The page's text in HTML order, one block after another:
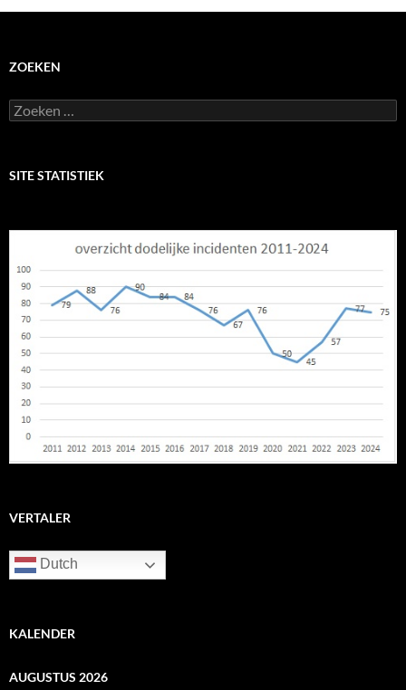
ZOEKEN
Zoeken
naar:
SITE STATISTIEK
VERTALER
Dutch
KALENDER
AUGUSTUS 2026